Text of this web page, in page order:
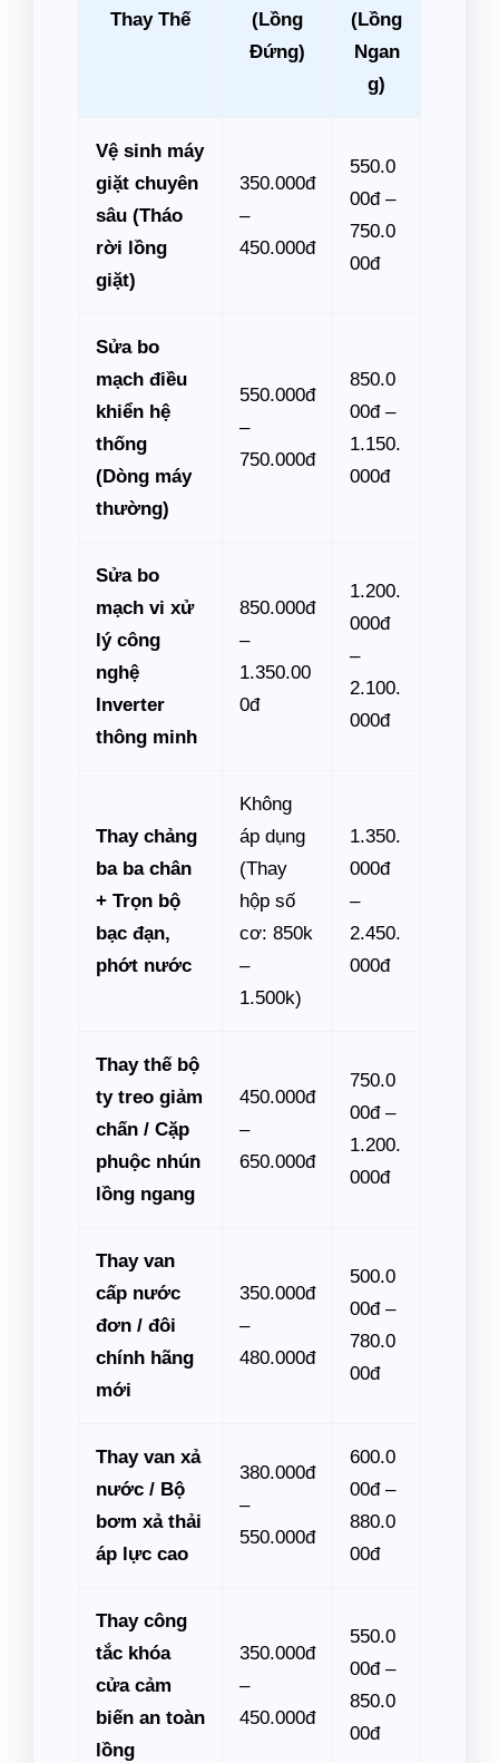
Thay Thế
(Lồng
Đứng)
(Lồng
Ngan
g)
Vệ sinh máy
giặt chuyên
sâu (Tháo
rời lồng
giặt)
350.000đ
–
450.000đ
550.0
00đ –
750.0
00đ
Sửa bo
mạch điều
khiển hệ
thống
(Dòng máy
thường)
550.000đ
–
750.000đ
850.0
00đ –
1.150.
000đ
Sửa bo
mạch vi xử
lý công
nghệ
Inverter
thông minh
850.000đ
–
1.350.00
0đ
1.200.
000đ
–
2.100.
000đ
Thay chảng
ba ba chân
+ Trọn bộ
bạc đạn,
phớt nước
Không
áp dụng
(Thay
hộp số
cơ: 850k
–
1.500k)
1.350.
000đ
–
2.450.
000đ
Thay thế bộ
ty treo giảm
chấn / Cặp
phuộc nhún
lồng ngang
450.000đ
–
650.000đ
750.0
00đ –
1.200.
000đ
Thay van
cấp nước
đơn / đôi
chính hãng
mới
350.000đ
–
480.000đ
500.0
00đ –
780.0
00đ
Thay van xả
nước / Bộ
bơm xả thải
áp lực cao
380.000đ
–
550.000đ
600.0
00đ –
880.0
00đ
Thay công
tắc khóa
cửa cảm
biến an toàn
lồng
350.000đ
–
450.000đ
550.0
00đ –
850.0
00đ